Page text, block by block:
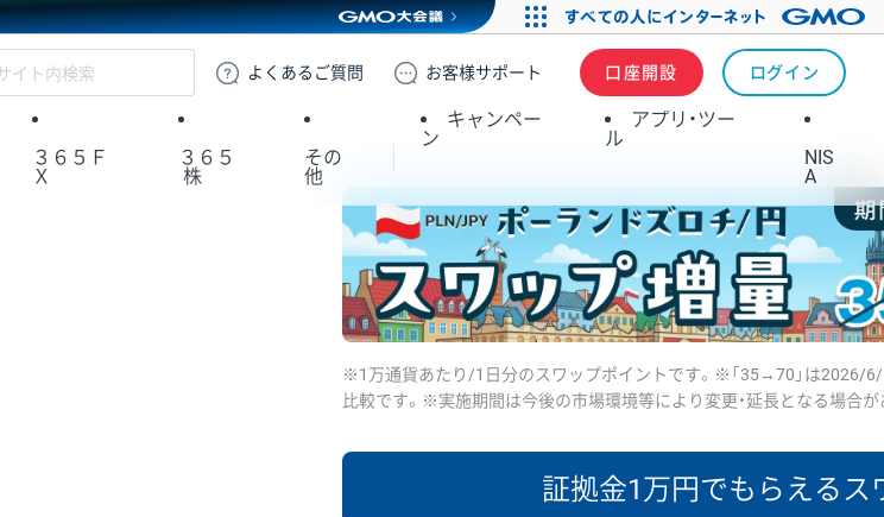
GMOクリック証券
よくある ご質問 お客様サポート 口座開設 ログイン
３６５Ｆ
Ｘ
３６５
株
その
他
キャンペー
ン
アプリ・ツー
ル
NIS
A
※1万通貨あたり/1日分のスワップポイントです。※「35→70」は2026/6/
比較です。※実施期間は今後の市場環境等により変更・延長となる場合が
証拠金1万円でもらえるス